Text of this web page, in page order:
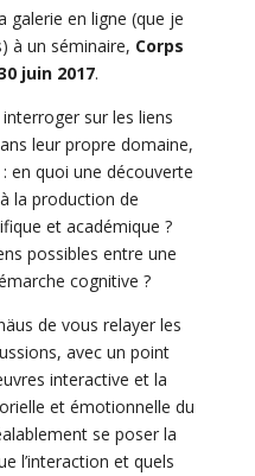
galerie en ligne (que je
à un séminaire, Corps
juin 2017.
sur les liens
leur propre domaine,
en quoi une découverte
la production de
et académique ?
possibles entre une
cognitive ?
de vous relayer les
avec un point
interactive et la
et émotionnelle du
se poser la
l’interaction et quels